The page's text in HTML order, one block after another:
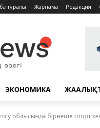
туралы Жарнама Редакция
ЭКОНОМИКА
облысында бірнеше спорт